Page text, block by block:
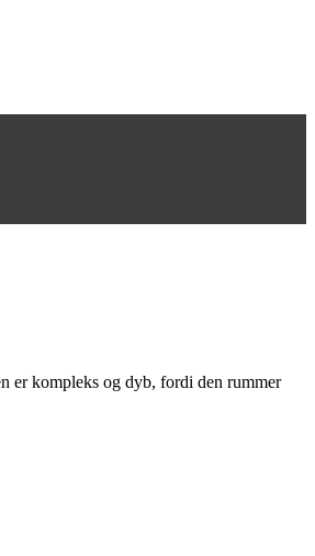
er kompleks og dyb, fordi den rummer